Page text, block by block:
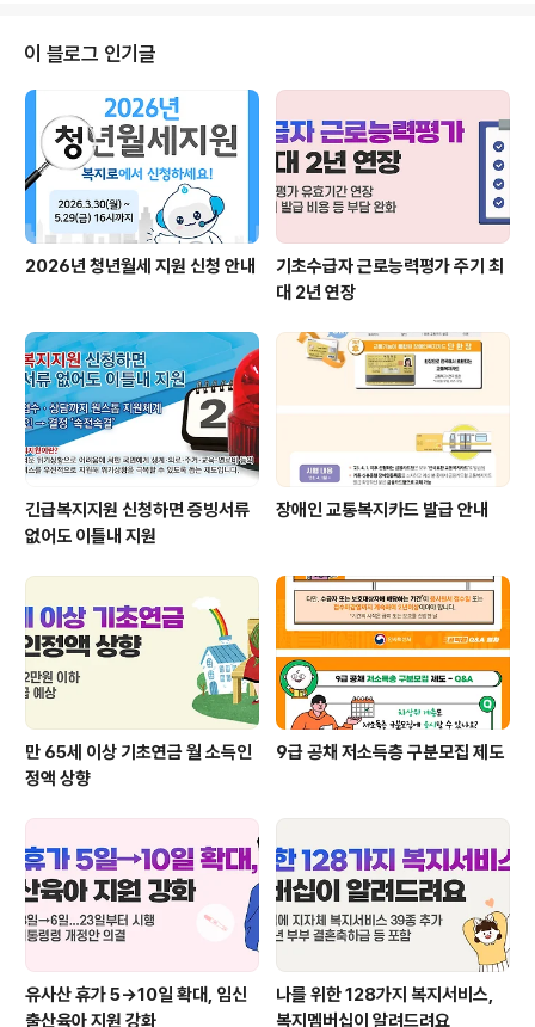
이 블로그 인기글
2026년 청년월세 지원 신청 안내
기초수급자 근로능력평가 주기 최
대 2년 연장
긴급복지지원 신청하면 증빙서류
없어도 이틀내 지원
장애인 교통복지카드 발급 안내
만 65세 이상 기초연금 월 소득인
정액 상향
9급 공채 저소득층 구분모집 제도
유사산 휴가 5→10일 확대, 임신
출산육아 지원 강화
나를 위한 128가지 복지서비스,
복지멤버십이 알려드려요